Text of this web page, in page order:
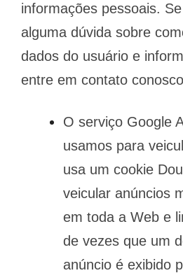
informações pessoais.
alguma dúvida sobre
dados do usuário e
entre em contato
O serviço Google
usamos para
usa um cookie
veicular anúncios
em toda a Web e
de vezes que um
anúncio é exibido